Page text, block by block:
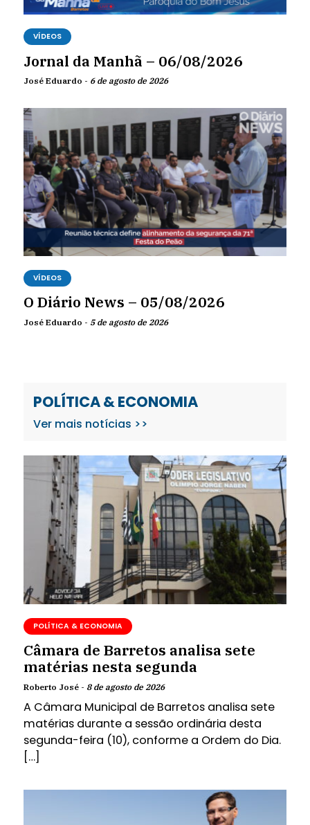
VÍDEOS
Jornal da Manhã – 06/08/2026
José Eduardo - 6 de agosto de 2026
VÍDEOS
O Diário News – 05/08/2026
José Eduardo - 5 de agosto de 2026
POLÍTICA & ECONOMIA
Ver mais notícias >>
POLÍTICA & ECONOMIA
Câmara de Barretos analisa sete
matérias nesta segunda
Roberto José - 8 de agosto de 2026
A Câmara Municipal de Barretos analisa sete
matérias durante a sessão ordinária desta
segunda-feira (10), conforme a Ordem do Dia.
[…]